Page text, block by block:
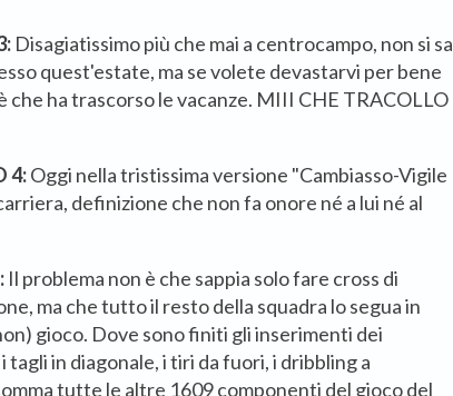
Disagiatissimo più che mai a centrocampo, non si sa
quest'estate, ma se volete devastarvi per bene
che ha trascorso le vacanze. MIII CHE TRACOLLO
4:Oggi nella tristissima versione "Cambiasso-Vigile
definizione che non fa onore né a lui né al
Il problema non è che sappia solo fare cross di
ma che tutto il resto della squadra lo segua in
gioco. Dove sono finiti gli inserimenti dei
tagli in diagonale, i tiri da fuori, i dribbling a
tutte le altre 1609 componenti del gioco del